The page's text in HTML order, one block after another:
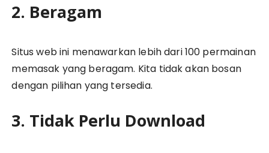
2. Beragam
Situs web ini menawarkan lebih dari 100 permainan
memasak yang beragam. Kita tidak akan bosan
dengan pilihan yang tersedia.
3. Tidak Perlu Download